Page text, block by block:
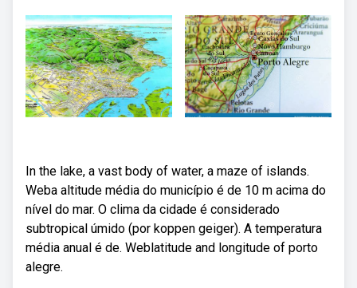
In the lake, a vast body of water, a maze of islands.
Weba altitude média do município é de 10 m acima do
nível do mar. O clima da cidade é considerado
subtropical úmido (por koppen geiger). A temperatura
média anual é de. Weblatitude and longitude of porto
alegre.